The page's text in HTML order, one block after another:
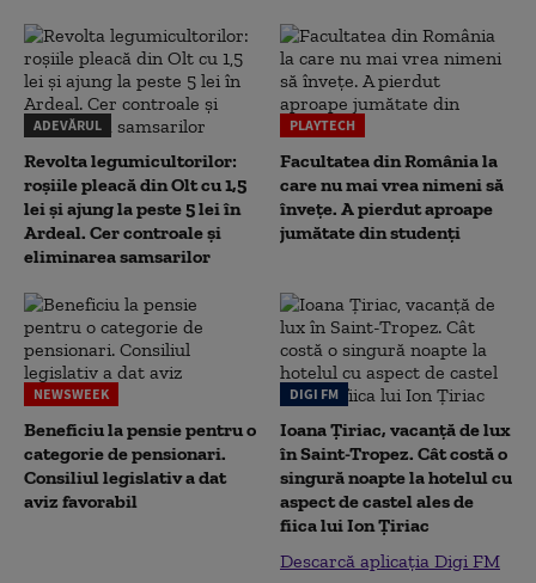
ADEVĂRUL
Revolta legumicultorilor:
roșiile pleacă din Olt cu 1,5
lei și ajung la peste 5 lei în
Ardeal. Cer controale și
eliminarea samsarilor
PLAYTECH
Facultatea din România la
care nu mai vrea nimeni să
înveţe. A pierdut aproape
jumătate din studenţi
NEWSWEEK
Beneficiu la pensie pentru o
categorie de pensionari.
Consiliul legislativ a dat
aviz favorabil
DIGI FM
Ioana Țiriac, vacanță de lux
în Saint-Tropez. Cât costă o
singură noapte la hotelul cu
aspect de castel ales de
fiica lui Ion Țiriac
Descarcă aplicația Digi FM